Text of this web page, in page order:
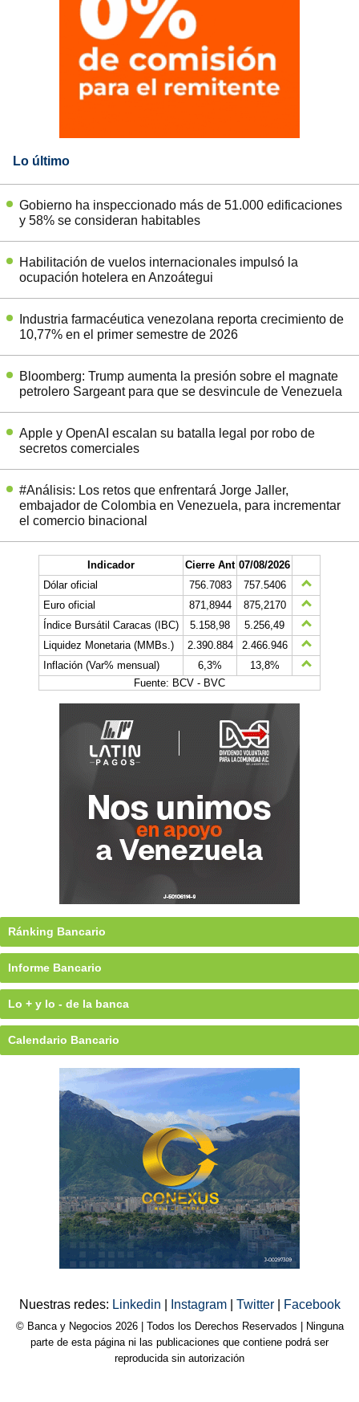
Lo último
Gobierno ha inspeccionado más de 51.000 edificaciones
y 58% se consideran habitables
Habilitación de vuelos internacionales impulsó la
ocupación hotelera en Anzoátegui
Industria farmacéutica venezolana reporta crecimiento de
10,77% en el primer semestre de 2026
Bloomberg: Trump aumenta la presión sobre el magnate
petrolero Sargeant para que se desvincule de Venezuela
Apple y OpenAI escalan su batalla legal por robo de
secretos comerciales
#Análisis: Los retos que enfrentará Jorge Jaller,
embajador de Colombia en Venezuela, para incrementar
el comercio binacional
Indicador Cierre Ant 07/08/2026
Dólar oficial
756.7083
757.5406
Euro oficial
871,8944
875,2170
Índice Bursátil Caracas (IBC)
5.158,98
5.256,49
Liquidez Monetaria (MMBs.)
2.390.884
2.466.946
Inflación (Var% mensual)
6,3%
13,8%
Fuente: BCV - BVC
Ránking Bancario
Informe Bancario
Lo + y lo - de la banca
Calendario Bancario
Nuestras redes: Linkedin Instagram Twitter Facebook
© Banca y Negocios 2026 | Todos los Derechos Reservados | Ninguna
parte de esta página ni las publicaciones que contiene podrá ser
reproducida sin autorización